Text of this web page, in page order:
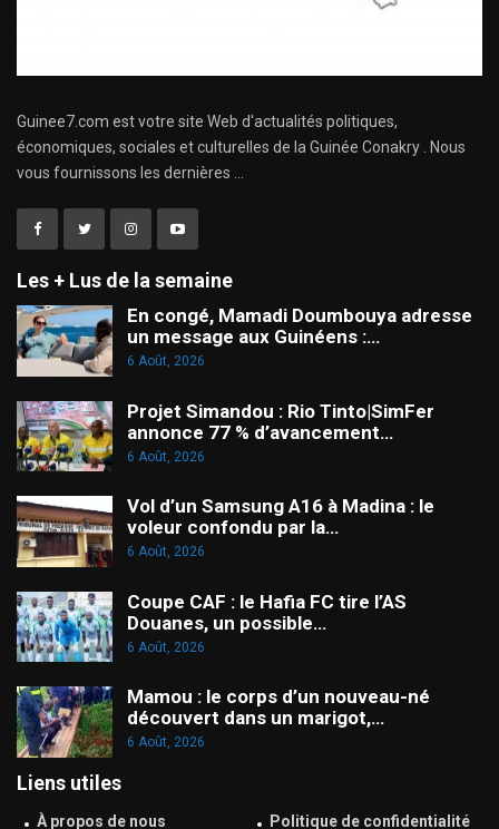
Guinee7.com est votre site Web d'actualités politiques,
économiques, sociales et culturelles de la Guinée Conakry . Nous
vous fournissons les dernières ...
Les + Lus de la semaine
En congé, Mamadi Doumbouya adresse
un message aux Guinéens :…
6 Août, 2026
Projet Simandou : Rio Tinto|SimFer
annonce 77 % d’avancement…
6 Août, 2026
Vol d’un Samsung A16 à Madina : le
voleur confondu par la…
6 Août, 2026
Coupe CAF : le Hafia FC tire l’AS
Douanes, un possible…
6 Août, 2026
Mamou : le corps d’un nouveau-né
découvert dans un marigot,…
6 Août, 2026
Liens utiles
À propos de nous Politique de confidentialité